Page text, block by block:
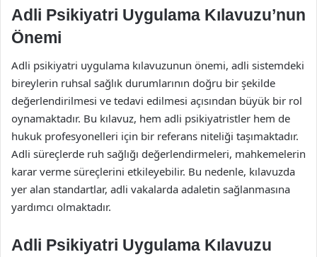
Adli Psikiyatri Uygulama Kılavuzu’nun
Önemi
Adli psikiyatri uygulama kılavuzunun önemi, adli sistemdeki
bireylerin ruhsal sağlık durumlarının doğru bir şekilde
değerlendirilmesi ve tedavi edilmesi açısından büyük bir rol
oynamaktadır. Bu kılavuz, hem adli psikiyatristler hem de
hukuk profesyonelleri için bir referans niteliği taşımaktadır.
Adli süreçlerde ruh sağlığı değerlendirmeleri, mahkemelerin
karar verme süreçlerini etkileyebilir. Bu nedenle, kılavuzda
yer alan standartlar, adli vakalarda adaletin sağlanmasına
yardımcı olmaktadır.
Adli Psikiyatri Uygulama Kılavuzu